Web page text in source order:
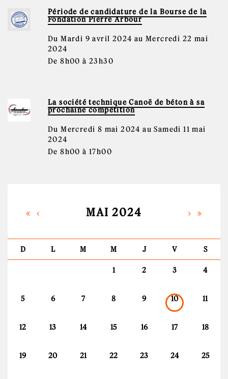
Période de candidature de la Bourse de la
Fondation Pierre Arbour
Du Mardi 9 avril 2024 au Mercredi 22 mai
2024
De 8h00 à 23h30
La société technique Canoë de béton à sa
prochaine compétition
Du Mercredi 8 mai 2024 au Samedi 11 mai
2024
De 8h00 à 17h00
MAI 2024
D L M M J V S
1 2 3 4
5 6 7 8 9 10 11
12 13 14 15 16 17 18
19 20 21 22 23 24 25